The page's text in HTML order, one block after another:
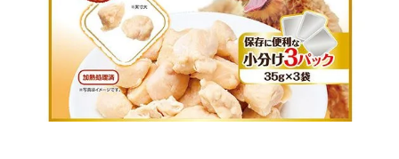
ログイン person 新規会員登録